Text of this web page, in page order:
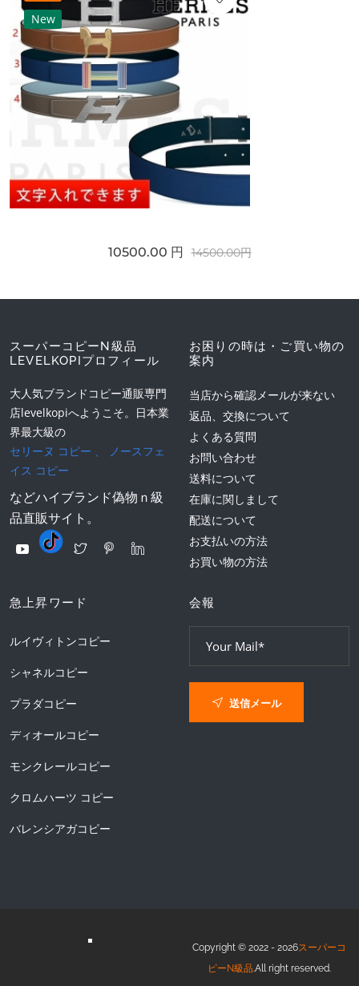
New
10500.00 円 14500.00円
スーパーコピーN級品
LEVELKOPIプロフィール
大人気ブランドコピー通販専門
店levelkopiへようこそ。日本業
界最大級の
セリーヌ コピー
ノースフェ
イス コピー
などハイブランド偽物ｎ級
品直販サイト。
お困りの時は・ご買い物の
案内
当店から確認メールが来ない
返品、交換について
よくある質問
お問い合わせ
送料について
在庫に関しまして
配送について
お支払いの方法
お買い物の方法
急上昇ワード
ルイヴィトンコピー
シャネルコピー
プラダコピー
ディオールコピー
モンクレールコピー
クロムハーツ コピー
バレンシアガコピー
会報
送信メール
Copyright © 2022 - 2026スーパーコ
ピーN級品 .All right reserved.